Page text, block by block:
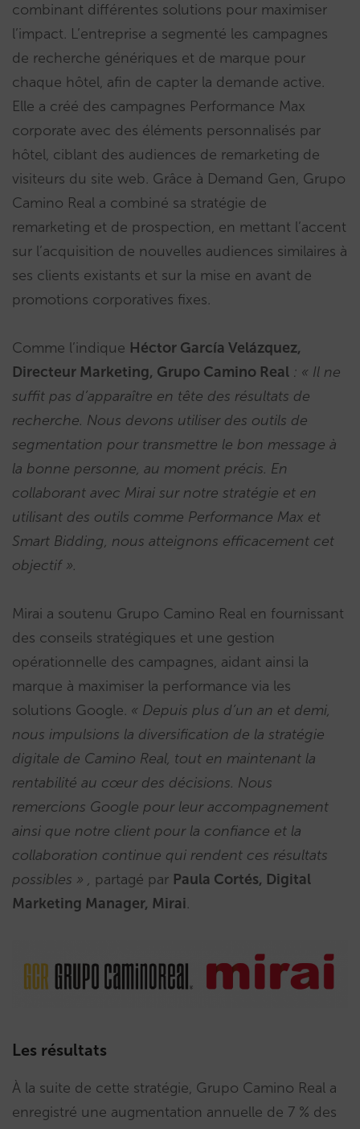
combinant différentes solutions pour maximiser
l’impact. L’entreprise a segmenté les campagnes
de recherche génériques et de marque pour
chaque hôtel, afin de capter la demande active.
Elle a créé des campagnes Performance Max
corporate avec des éléments personnalisés par
hôtel, ciblant des audiences de remarketing de
visiteurs du site web. Grâce à Demand Gen, Grupo
Camino Real a combiné sa stratégie de
remarketing et de prospection, en mettant l’accent
sur l’acquisition de nouvelles audiences similaires à
ses clients existants et sur la mise en avant de
promotions corporatives fixes.
Comme l’indique Héctor García Velázquez,
Directeur Marketing, Grupo Camino Real : « Il ne
suffit pas d’apparaître en tête des résultats de
recherche. Nous devons utiliser des outils de
segmentation pour transmettre le bon message à
la bonne personne, au moment précis. En
collaborant avec Mirai sur notre stratégie et en
utilisant des outils comme Performance Max et
Smart Bidding, nous atteignons efficacement cet
objectif ».
Mirai a soutenu Grupo Camino Real en fournissant
des conseils stratégiques et une gestion
opérationnelle des campagnes, aidant ainsi la
marque à maximiser la performance via les
solutions Google. « Depuis plus d’un an et demi,
nous impulsions la diversification de la stratégie
digitale de Camino Real, tout en maintenant la
rentabilité au cœur des décisions. Nous
remercions Google pour leur accompagnement
ainsi que notre client pour la confiance et la
collaboration continue qui rendent ces résultats
possibles » , partagé par Paula Cortés, Digital
Marketing Manager, Mirai.
Les résultats
À la suite de cette stratégie, Grupo Camino Real a
enregistré une augmentation annuelle de 7 % des